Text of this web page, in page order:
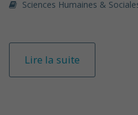
Sciences Humaines &
Lire la suite